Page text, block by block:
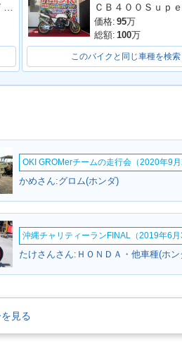
R
・
2016年 CB400 SUPER
FOUR HYPER VTEC R
evo ABS・カラーチェン
2016年
FOUR
R
ジ
2012年 CB400 SUPER
FOUR HYPER VTEC R
特別・限定仕様
2012年
特別・
FOUR
価格: 95万
総額: 100万
このバイクと同じ車種を検索
OKI GROMerチームの走行会（2020年9月
かめさん:グロム(ホンダ)
沖縄チャリティーランFINAL（2019年6月
たけさんさん:ＨＯＮＤＡ・他車種(ホン
見る